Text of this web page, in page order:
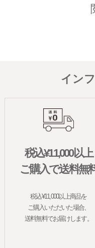
イン
税込¥11,000以上
ご購入で送料無
税込¥11,000以上商品を
ご購入いただいた場合、
送料無料でお届けします。